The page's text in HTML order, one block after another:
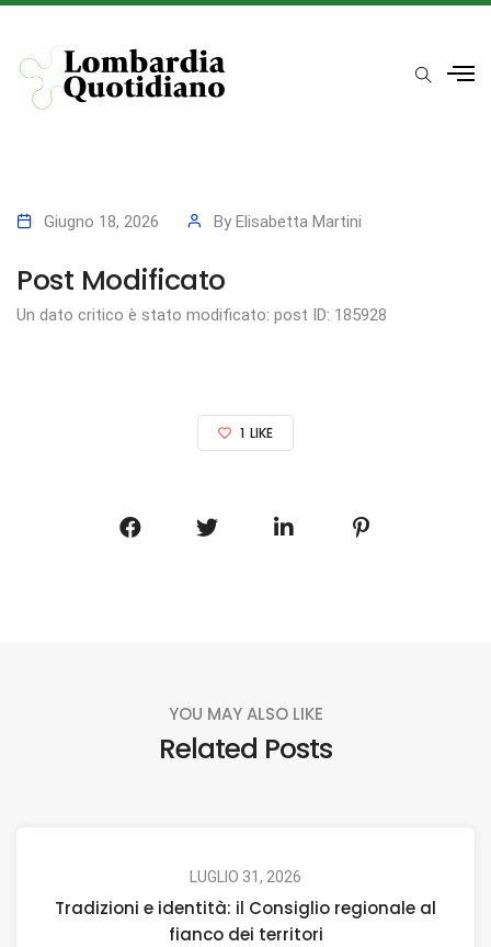
Giugno 18, 2026 By Elisabetta Martini
Post Modificato
Un dato critico è stato modificato: post ID: 185928
1 LIKE
YOU MAY ALSO LIKE
Related Posts
LUGLIO 31, 2026
Tradizioni e identità: il Consiglio regionale al
fianco dei territori